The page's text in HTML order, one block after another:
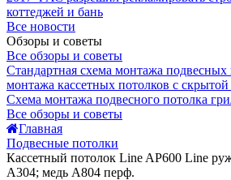
коттеджей и бань
Все новости
Обзоры и советы
Все обзоры и советы
Стандартная схема монтажа подвесных
монтажа кассетных потолков с
Схема монтажа подвесного потолка
Все обзоры и советы
Главная
Подвесные потолки
Кассетный потолок Line AP600 Line
А304; медь А804 перф.